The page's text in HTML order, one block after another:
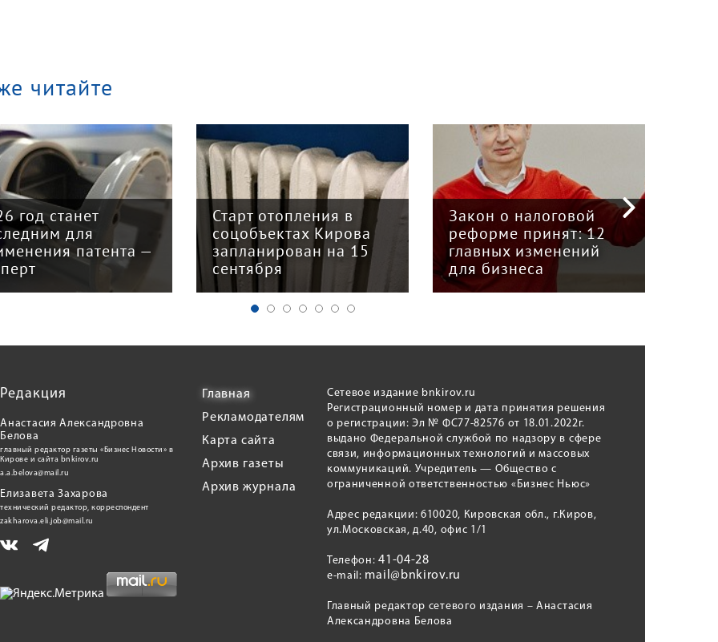
читайте
год станет
для
патента —
Старт отопления в
соцобъектах Кирова
запланирован на 15
сентября
Закон о налоговой
реформе принят: 12
главных изменений
для бизнеса
Редакция
Анастасия Александровна
Белова
главный редактор газеты «Бизнес Новости» в
Кирове и сайта bnkirov.ru
a.a.belova@mail.ru
Елизавета Захарова
технический редактор, корреспондент
zakharova.eli.job@mail.ru
Главная
Рекламодателям
Карта сайта
Архив газеты
Архив журнала
Сетевое издание bnkirov.ru
Регистрационный номер и дата принятия решения
о регистрации: Эл № ФС77-82576 от 18.01.2022г.
выдано Федеральной службой по надзору в сфере
связи, информационных технологий и массовых
коммуникаций. Учредитель — Общество с
ограниченной ответственностью «Бизнес Ньюс»
Адрес редакции: 610020, Кировская обл., г.Киров,
ул.Московская, д.40, офис 1/1
Телефон:41-04-28
e-mail: mail@bnkirov.ru
Главный редактор сетевого издания – Анастасия
Александровна Белова